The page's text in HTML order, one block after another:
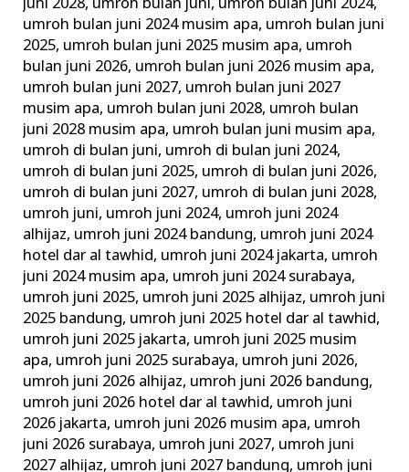
juni 2028, umroh bulan juni, umroh bulan juni 2024,
umroh bulan juni 2024 musim apa, umroh bulan juni
2025, umroh bulan juni 2025 musim apa, umroh
bulan juni 2026, umroh bulan juni 2026 musim apa,
umroh bulan juni 2027, umroh bulan juni 2027
musim apa, umroh bulan juni 2028, umroh bulan
juni 2028 musim apa, umroh bulan juni musim apa,
umroh di bulan juni, umroh di bulan juni 2024,
umroh di bulan juni 2025, umroh di bulan juni 2026,
umroh di bulan juni 2027, umroh di bulan juni 2028,
umroh juni, umroh juni 2024, umroh juni 2024
alhijaz, umroh juni 2024 bandung, umroh juni 2024
hotel dar al tawhid, umroh juni 2024 jakarta, umroh
juni 2024 musim apa, umroh juni 2024 surabaya,
umroh juni 2025, umroh juni 2025 alhijaz, umroh juni
2025 bandung, umroh juni 2025 hotel dar al tawhid,
umroh juni 2025 jakarta, umroh juni 2025 musim
apa, umroh juni 2025 surabaya, umroh juni 2026,
umroh juni 2026 alhijaz, umroh juni 2026 bandung,
umroh juni 2026 hotel dar al tawhid, umroh juni
2026 jakarta, umroh juni 2026 musim apa, umroh
juni 2026 surabaya, umroh juni 2027, umroh juni
2027 alhijaz, umroh juni 2027 bandung, umroh juni